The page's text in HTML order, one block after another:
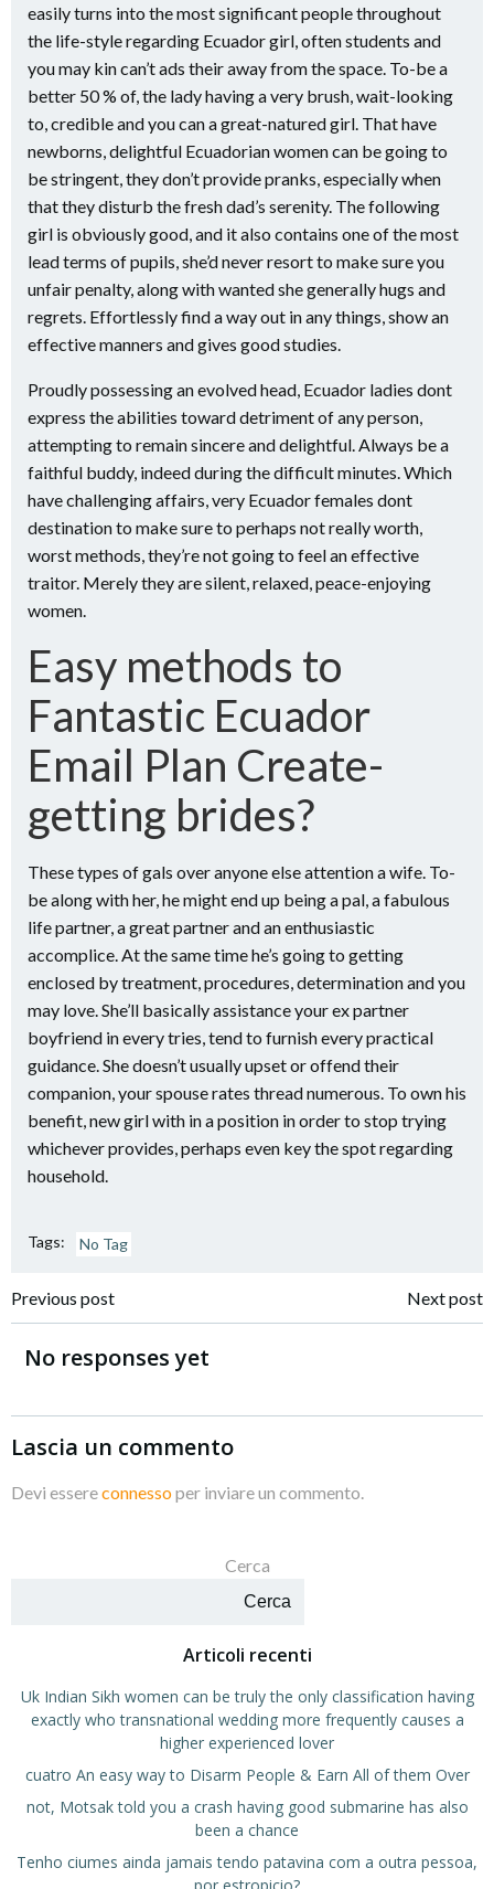
easily turns into the most significant people throughout
the life-style regarding Ecuador girl, often students and
you may kin can’t ads their away from the space. To-be a
better 50 % of, the lady having a very brush, wait-looking
to, credible and you can a great-natured girl. That have
newborns, delightful Ecuadorian women can be going to
be stringent, they don’t provide pranks, especially when
that they disturb the fresh dad’s serenity. The following
girl is obviously good, and it also contains one of the most
lead terms of pupils, she’d never resort to make sure you
unfair penalty, along with wanted she generally hugs and
regrets. Effortlessly find a way out in any things, show an
effective manners and gives good studies.
Proudly possessing an evolved head, Ecuador ladies dont
express the abilities toward detriment of any person,
attempting to remain sincere and delightful. Always be a
faithful buddy, indeed during the difficult minutes. Which
have challenging affairs, very Ecuador females dont
destination to make sure to perhaps not really worth,
worst methods, they’re not going to feel an effective
traitor. Merely they are silent, relaxed, peace-enjoying
women.
Easy methods to
Fantastic Ecuador
Email Plan Create-
getting brides?
These types of gals over anyone else attention a wife. To-
be along with her, he might end up being a pal, a fabulous
life partner, a great partner and an enthusiastic
accomplice. At the same time he’s going to getting
enclosed by treatment, procedures, determination and you
may love. She’ll basically assistance your ex partner
boyfriend in every tries, tend to furnish every practical
guidance. She doesn’t usually upset or offend their
companion, your spouse rates thread numerous. To own his
benefit, new girl with in a position in order to stop trying
whichever provides, perhaps even key the spot regarding
household.
Tags: No Tag
Navigazione
articoli
Previous post
Navigazione
Next post
No responses yet
Lascia un commento
Devi essereconnessoper inviare un commento.
Cerca
Cerca
Articoli recenti
Uk Indian Sikh women can be truly the only classification having
exactly who transnational wedding more frequently causes a
higher experienced lover
cuatro An easy way to Disarm People & Earn All of them Over
not, Motsak told you a crash having good submarine has also
been a chance
Tenho ciumes ainda jamais tendo patavina com a outra pessoa,